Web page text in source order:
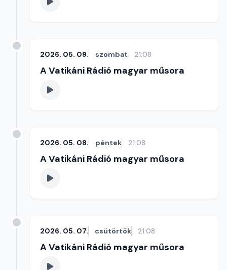
2026. 05. 09. szombat 21:08
A Vatikáni Rádió magyar műsora
2026. 05. 08. péntek 21:08
A Vatikáni Rádió magyar műsora
2026. 05. 07. csütörtök 21:08
A Vatikáni Rádió magyar műsora